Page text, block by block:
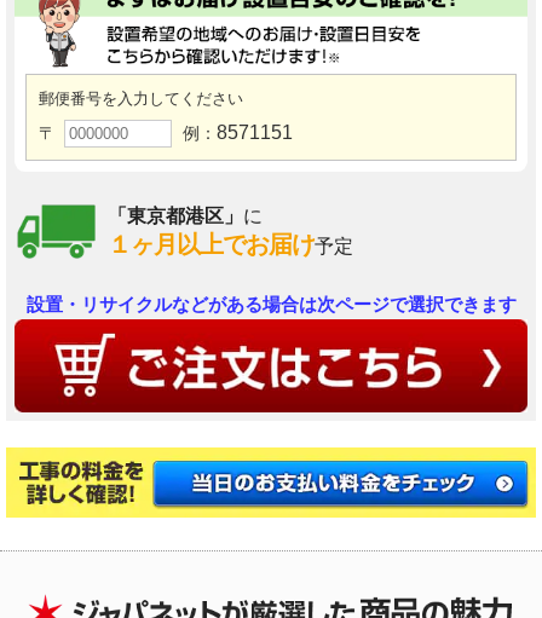
郵便番号を入力してください
〒 例： 8571151
「東京都港区」 に
１ヶ月以上でお届け予定
設置・リサイクルなどがある場合は次ページで選択できます